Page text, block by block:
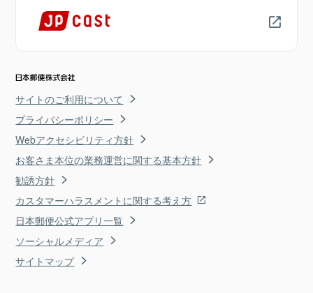
サイトのご利用について
プライバシーポリシー
Webアクセシビリティ方針
お客さま本位の業務運営に関する基本方針
勧誘方針
カスタマーハラスメントに関する考え方
日本郵便公式アプリ一覧
ソーシャルメディア
サイトマップ